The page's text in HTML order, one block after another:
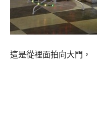
這是從裡面拍向大門，